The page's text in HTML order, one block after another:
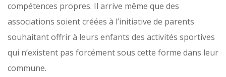
compétences propres. Il arrive même que des
associations soient créées à l’initiative de parents
souhaitant offrir à leurs enfants des activités sportives
qui n’existent pas forcément sous cette forme dans leur
commune.